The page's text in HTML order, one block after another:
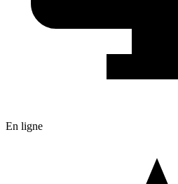
En ligne